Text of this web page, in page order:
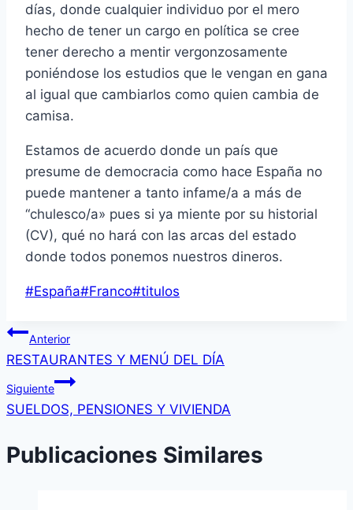
días, donde cualquier individuo por el mero
hecho de tener un cargo en política se cree
tener derecho a mentir vergonzosamente
poniéndose los estudios que le vengan en gana
al igual que cambiarlos como quien cambia de
camisa.
Estamos de acuerdo donde un país que
presume de democracia como hace España no
puede mantener a tanto infame/a a más de
“chulesco/a» pues si ya miente por su historial
(CV), qué no hará con las arcas del estado
donde todos ponemos nuestros dineros.
Etiquetas
la
entrada:
#España#Franco#titulos
Navegación
de
entradas
Anterior
RESTAURANTES Y MENÚ DEL DÍA
Siguiente
SUELDOS, PENSIONES Y VIVIENDA
Publicaciones Similares